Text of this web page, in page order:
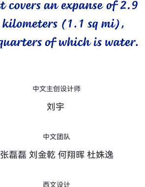
中文主创设计师
刘宇
中文团队
张磊磊 刘金乾 何翔晖 杜姝逸
西文设计